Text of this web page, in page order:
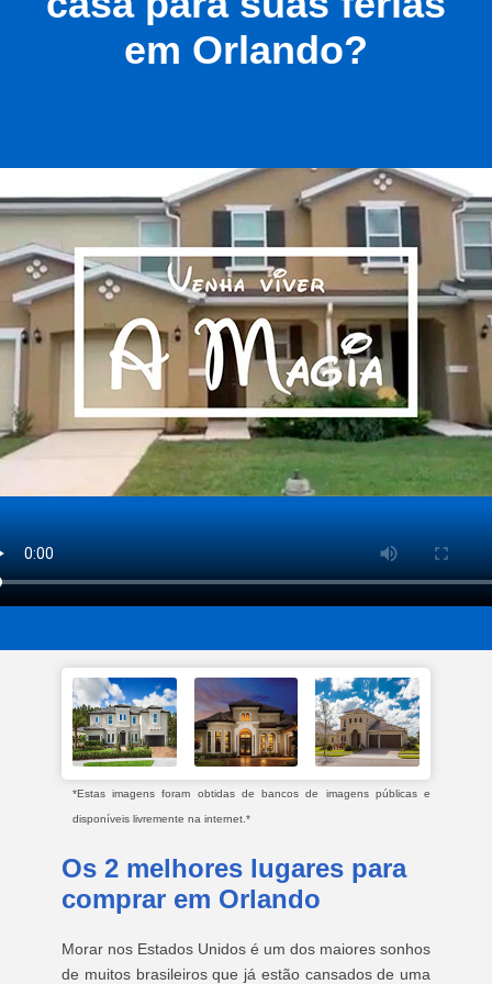
em Orlando?
*Estas imagens foram obtidas de bancos de imagens públicas e
disponíveis livremente na internet.*
Os 2 melhores lugares para
comprar em Orlando
Morar nos Estados Unidos é um dos maiores sonhos
de muitos brasileiros que já estão cansados de uma